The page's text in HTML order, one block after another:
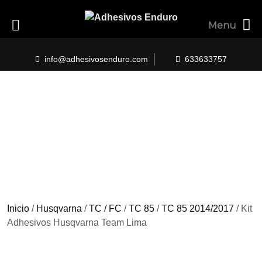
content
info@adhesivosenduro.com 633633757
Inicio / Husqvarna /TC / FC /TC 85 /TC 85 2014/2017 / Kit
Adhesivos Husqvarna Team Lima
Menu